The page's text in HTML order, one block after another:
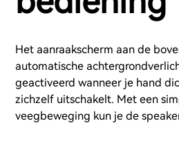
Het aanraakscherm aan de
automatische
geactiveerd wanneer je hand
zichzelf uitschakelt. Met een
veegbeweging kun je de